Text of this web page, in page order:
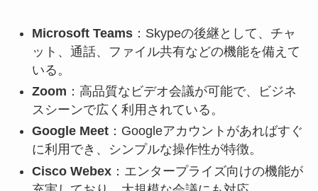
Microsoft Teams：Skypeの後継として、チャ
ット、通話、ファイル共有などの機能を備えて
いる。
Zoom ：高品質なビデオ会議が可能で、ビジネ
スシーンで広く利用されている。
Google Meet：Googleアカウントがあればすぐ
に利用でき、シンプルな操作性が特徴。
Cisco Webex：エンタープライズ向けの機能が